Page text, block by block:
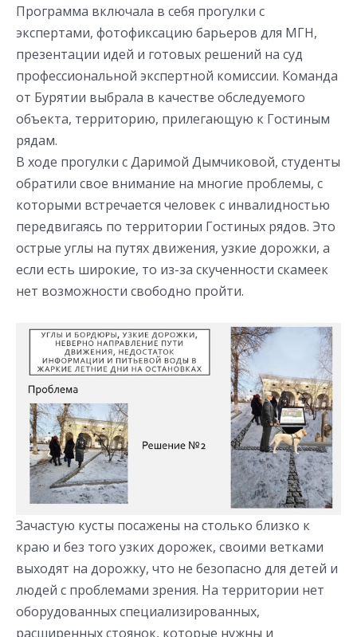
Программа включала в себя прогулки с
экспертами, фотофиксацию барьеров для МГН,
презентации идей и готовых решений на суд
профессиональной экспертной комиссии. Команда
от Бурятии выбрала в качестве обследуемого
объекта, территорию, прилегающую к Гостиным
рядам.
В ходе прогулки с Даримой Дымчиковой, студенты
обратили свое внимание на многие проблемы, с
которыми встречается человек с инвалидностью
передвигаясь по территории Гостиных рядов. Это
острые углы на путях движения, узкие дорожки, а
если есть широкие, то из-за скученности скамеек
нет возможности свободно пройти.
Зачастую кусты посажены на столько близко к
краю и без того узких дорожек, своими ветками
выходят на дорожку, что не безопасно для детей и
людей с проблемами зрения. На территории нет
оборудованных специализированных,
расширенных стоянок, которые нужны и